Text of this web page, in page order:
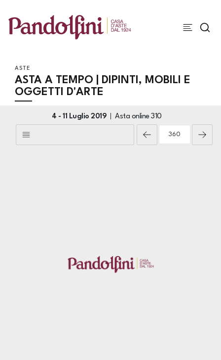
ASTE
ASTA A TEMPO | DIPINTI, MOBILI E
OGGETTI D'ARTE
4 -11 Luglio 2019 Asta online310